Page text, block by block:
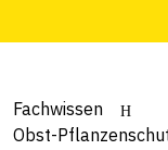
Fachwissen
Obst-